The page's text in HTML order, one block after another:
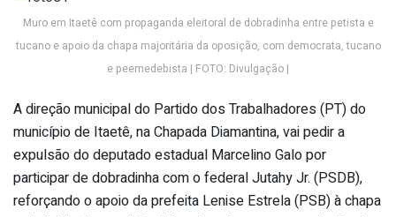
Muro em Itaetê com propaganda eleitoral de dobradinha entre petista e
tucano e apoio da chapa majoritária da oposição, com democrata, tucano
e peemedebista | FOTO: Divulgação |
A direção municipal do Partido dos Trabalhadores (PT) do
município de Itaetê, na Chapada Diamantina, vai pedir a
expulsão do deputado estadual Marcelino Galo por
participar de dobradinha com o federal Jutahy Jr. (PSDB),
reforçando o apoio da prefeita Lenise Estrela (PSB) à chapa